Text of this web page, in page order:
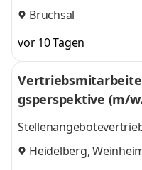
Bruchsal
vor 10 Tagen
gsperspektive (m/
Heidelberg,